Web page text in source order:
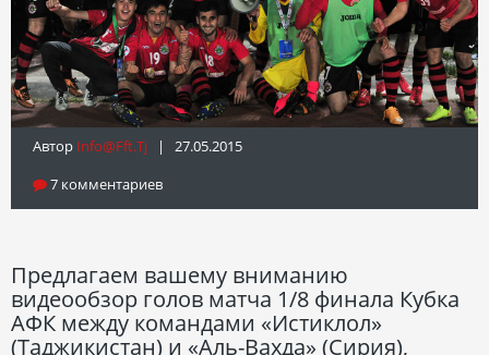
Автор Info@fft.tj | 27.05.2015
7 комментариев
Предлагаем вашему вниманию
видеообзор голов матча 1/8 финала Кубка
АФК между командами «Истиклол»
(Таджикистан) и «Аль-Вахда» (Сирия),